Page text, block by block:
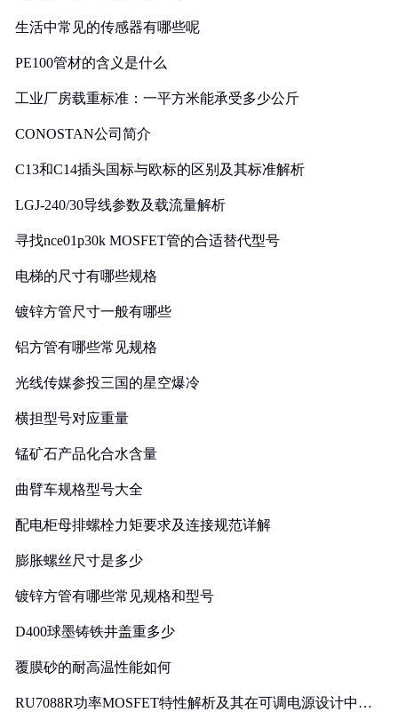
生活中常见的传感器有哪些呢
PE100管材的含义是什么
工业厂房载重标准：一平方米能承受多少公斤
CONOSTAN公司简介
C13和C14插头国标与欧标的区别及其标准解析
LGJ-240/30导线参数及载流量解析
寻找nce01p30k MOSFET管的合适替代型号
电梯的尺寸有哪些规格
镀锌方管尺寸一般有哪些
铝方管有哪些常见规格
光线传媒参投三国的星空爆冷
横担型号对应重量
锰矿石产品化合水含量
曲臂车规格型号大全
配电柜母排螺栓力矩要求及连接规范详解
膨胀螺丝尺寸是多少
镀锌方管有哪些常见规格和型号
D400球墨铸铁井盖重多少
覆膜砂的耐高温性能如何
RU7088R功率MOSFET特性解析及其在可调电源设计中的